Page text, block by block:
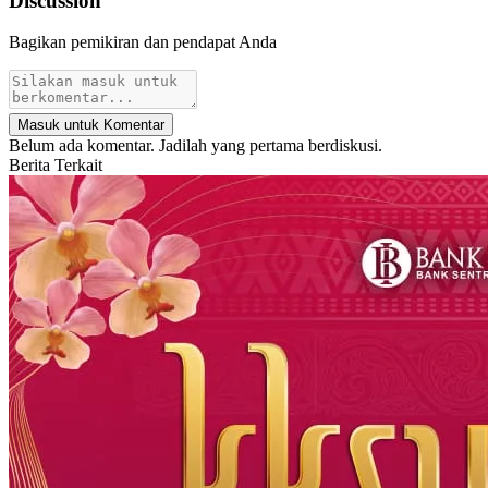
Bagikan pemikiran dan pendapat Anda
Masuk untuk Komentar
Belum ada komentar. Jadilah yang pertama berdiskusi.
Berita Terkait